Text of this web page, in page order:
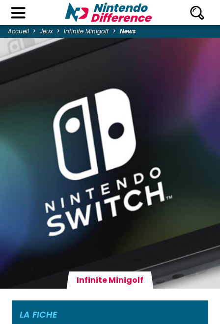
Accueil Jeux Infinite Minigolf News
Infinite Minigolf
LA FICHE